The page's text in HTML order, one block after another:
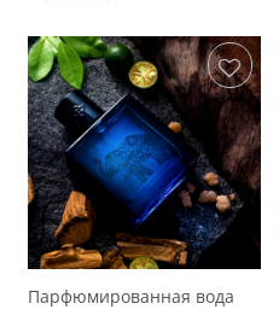
Сохранить
Парфюмированная вода